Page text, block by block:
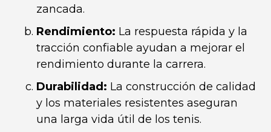
zancada.
Rendimiento: La respuesta rápida y la
tracción confiable ayudan a mejorar el
rendimiento durante la carrera.
Durabilidad: La construcción de calidad
y los materiales resistentes aseguran
una larga vida útil de los tenis.